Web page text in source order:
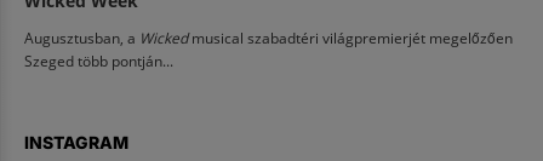
Augusztusban, a Wickedmusical szabadtéri világpremierjét megelőzően
Szeged több pontján...
INSTAGRAM